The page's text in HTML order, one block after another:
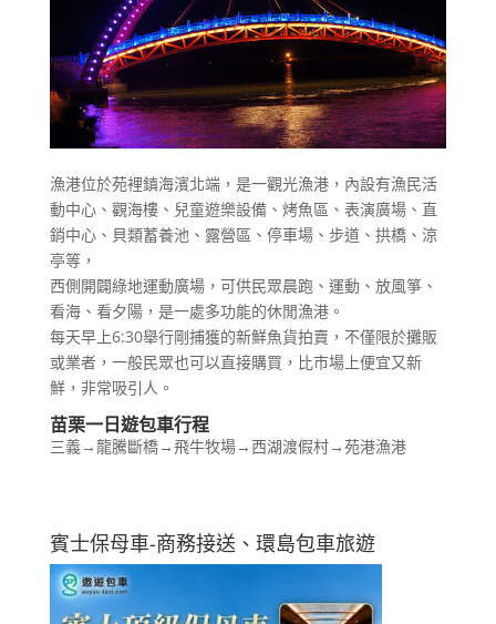
漁港位於苑裡鎮海濱北端，是一觀光漁港，內設有漁民活
動中心、觀海樓、兒童遊樂設備、烤魚區、表演廣場、直
銷中心、貝類蓄養池、露營區、停車場、步道、拱橋、涼
亭等，
西側開闢綠地運動廣場，可供民眾晨跑、運動、放風箏、
看海、看夕陽，是一處多功能的休閒漁港。
每天早上6:30舉行剛捕獲的新鮮魚貨拍賣，不僅限於攤販
或業者，一般民眾也可以直接購買，比市場上便宜又新
鮮，非常吸引人。
苗栗一日遊包車行程
三義→龍騰斷橋→飛牛牧場→西湖渡假村→苑港漁港
賓士保母車-商務接送、環島包車旅遊